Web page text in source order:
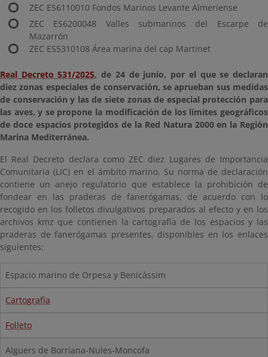
ZEC ES6110010 Fondos Marinos Levante Almeriense
ZEC ES6200048 Valles submarinos del Escarpe de
Mazarrón
ZEC ES5310108 Área marina del cap Martinet
Real Decreto 531/2025, de 24 de junio, por el que se declaran
diez zonas especiales de conservación, se aprueban sus medidas
de conservación y las de siete zonas de especial protección para
las aves, y se propone la modificación de los límites geográficos
de doce espacios protegidos de la Red Natura 2000 en la Región
Marina Mediterránea.
El Real Decreto declara como ZEC diez Lugares de Importancia
Comunitaria (LIC) en el ámbito marino. Su norma de declaración
contiene un anejo regulatorio que establece la prohibición de
fondear en las praderas de fanerógamas, de acuerdo con lo
recogido en los folletos divulgativos preparados al efecto y en los
archivos kmz que contienen la cartografía de los espacios y las
praderas de fanerógamas presentes, disponibles en los enlaces
siguientes:
Espacio marino de Orpesa y Benicàssim
Cartografía
Folleto
Alguers de Borriana-Nules-Moncofa